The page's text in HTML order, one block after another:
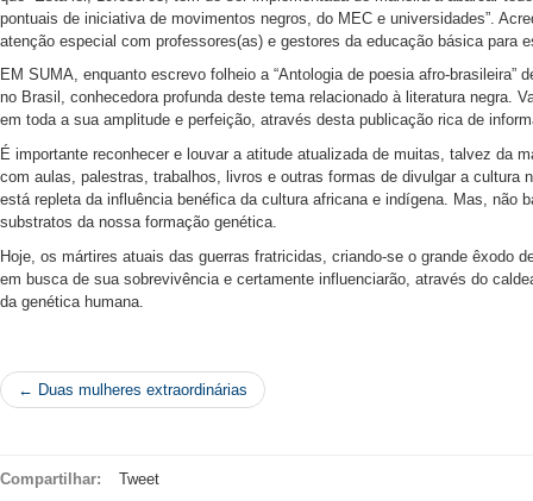
pontuais de iniciativa de movimentos negros, do MEC e universidades”.
atenção especial com professores(as) e gestores da educação básica para
EM SUMA, enquanto escrevo folheio a “Antologia de poesia afro-brasileira”
no Brasil, conhecedora profunda deste tema relacionado à literatura negra.
em toda a sua amplitude e perfeição, através desta publicação rica de
É importante reconhecer e louvar a atitude atualizada de muitas, talvez da
com aulas, palestras, trabalhos, livros e outras formas de divulgar a cultura
está repleta da influência benéfica da cultura africana e indígena. Mas, não
substratos da nossa formação genética.
Hoje, os mártires atuais das guerras fratricidas, criando-se o grande êxodo
em busca de sua sobrevivência e certamente influenciarão, através do
da genética humana.
← Duas mulheres extraordinárias
Compartilhar: Tweet